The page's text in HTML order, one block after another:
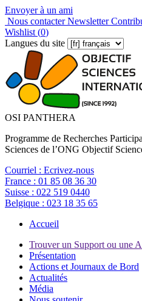
Envoyer à un ami
Nous contacterNewsletter
Wishlist (0)
Langues du site
OSI PANTHERA
Programme de Recherches
Sciences de l’ONG Objectif
Courriel : Ecrivez-nous
France : 01 85 08 36 30
Suisse : 022 519 0440
Belgique : 023 18 35 65
Accueil
Trouver un Support ou une
Présentation
Actions et Journaux de Bord
Actualités
Média